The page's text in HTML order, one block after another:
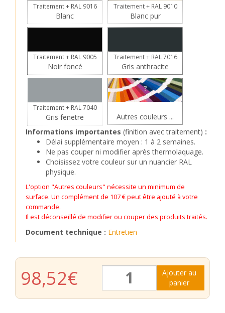
Traitement + RAL 9016
Blanc
Traitement + RAL 9010
Blanc pur
Traitement + RAL 9005
Noir foncé
Traitement + RAL 7016
Gris anthracite
Traitement + RAL 7040
Gris fenetre
?
Autres couleurs ...
Informations importantes (finition avec traitement) :
Délai supplémentaire moyen : 1 à 2 semaines.
Ne pas couper ni modifier après thermolaquage.
Choisissez votre couleur sur un nuancier RAL
physique.
L'option "Autres couleurs" nécessite un minimum de
surface. Un complément de 107 € peut être ajouté à votre
commande.
Il est déconseillé de modifier ou couper des produits traités.
Document technique : Entretien
98,52€
Ajouter au
panier
Grille
de